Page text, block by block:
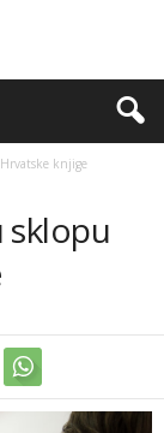
knjige